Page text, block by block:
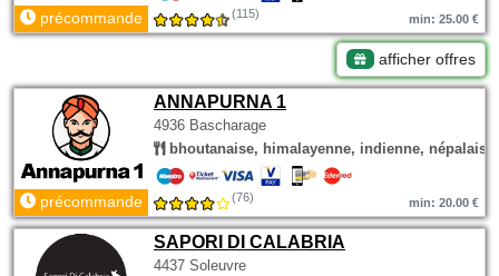
précommande (115) min: 25.00 €
afficher offres
ANNAPURNA 1
4936 Bascharage
bhoutanaise, himalayenne, indienne, népalaise
précommande (76) min: 20.00 €
SAPORI DI CALABRIA
4437 Soleuvre